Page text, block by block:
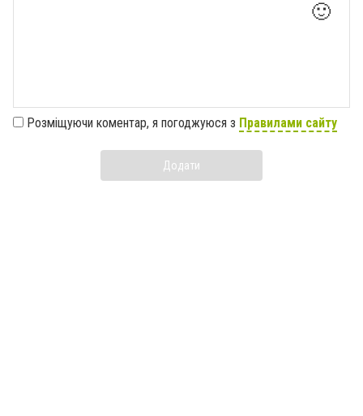
🙂
Розміщуючи коментар, я погоджуюся з Правилами сайту
Додати